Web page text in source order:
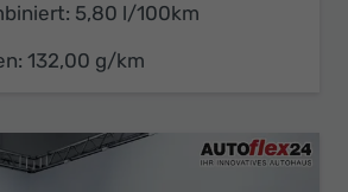
5,80 l/100km
132,00 g/km